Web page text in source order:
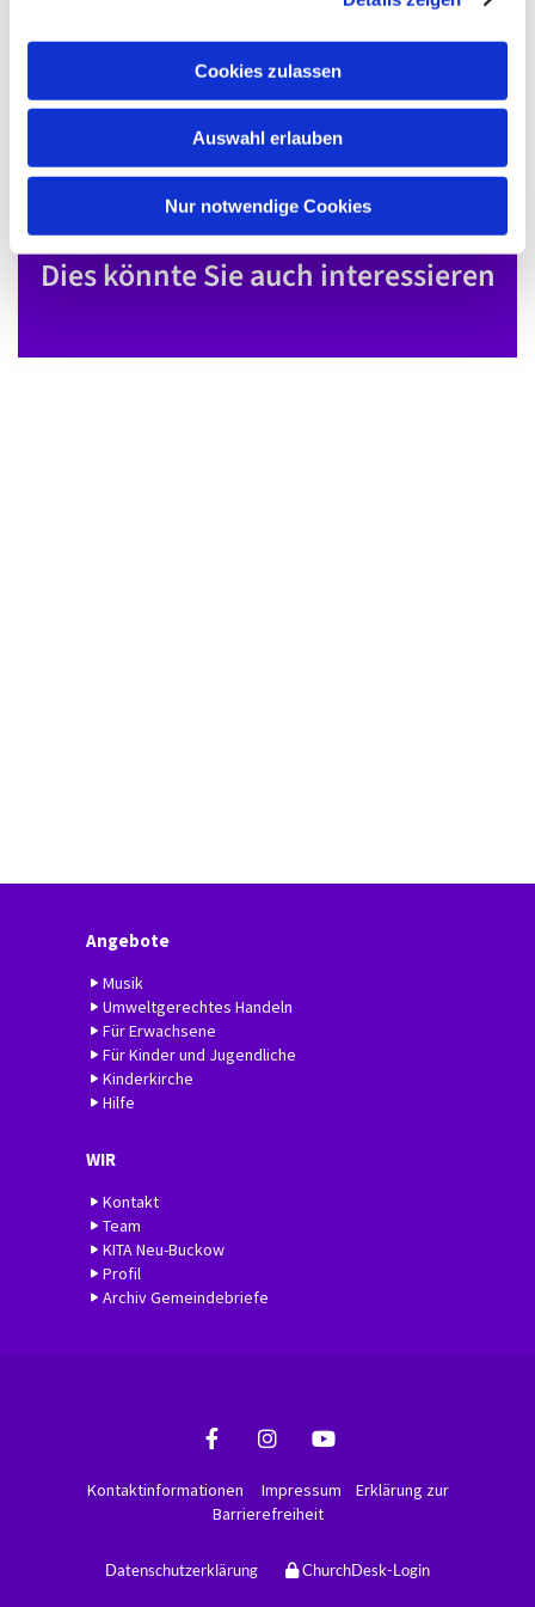
Cookies zulassen
Auswahl erlauben
Nur notwendige Cookies
Dies könnte Sie auch interessieren
Angebote
Musik
Umweltgerechtes Handeln
Für Erwachsene
Für Kinder und Jugendliche
Kinderkirche
Hilfe
WIR
Kontakt
Team
KITA Neu-Buckow
Profil
Archiv Gemeindebriefe
Kontaktinformationen Impressum
Erklärung zur
Barrierefreiheit
Datenschutzerklärung ChurchDesk-Login